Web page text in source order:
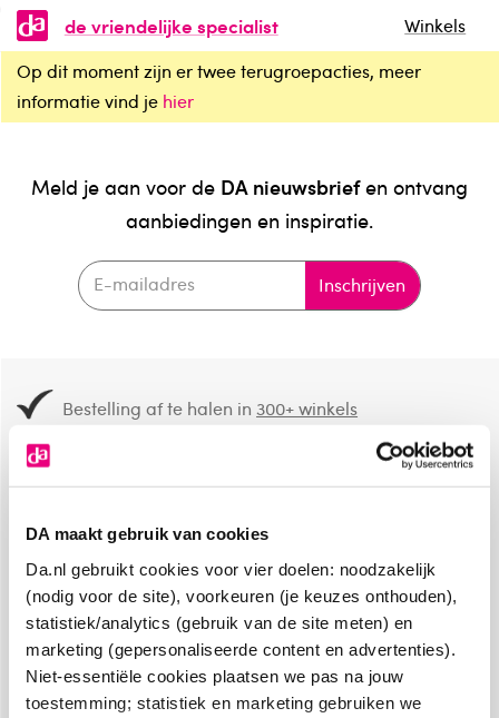
DA maakt gebruik van cookies
Da.nl gebruikt cookies voor vier doelen: noodzakelijk
(nodig voor de site), voorkeuren (je keuzes onthouden),
statistiek/analytics (gebruik van de site meten) en
marketing (gepersonaliseerde content en advertenties).
Niet-essentiële cookies plaatsen we pas na jouw
toestemming; statistiek en marketing gebruiken we
de vriendelijke specialist
Winkels
Op dit moment zijn er twee terugroepacties, meer
informatie vind je hier
Meld je aan voor de DA nieuwsbriefen ontvang
aanbiedingen en inspiratie.
Inschrijven
Bestelling af te halen in300+ winkels
8.6 uit4.106 reviews
Over DA
Klantenservice
Assortiment